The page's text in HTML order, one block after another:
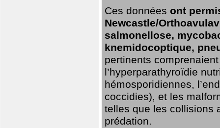
Ces données ont
Newcastle/
salmonellose,
knemidocoptique,
pertinents
l’hyperparathyroïdie
hémosporidiennes,
coccidies), et les
telles que les collisions
prédation.